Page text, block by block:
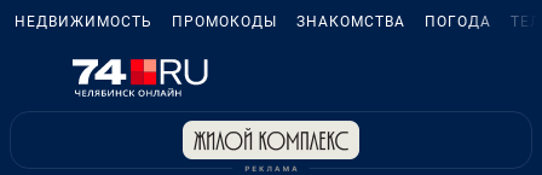
НЕДВИЖИМОСТЬ ПРОМОКОДЫ ЗНАКОМСТВА ПОГОДА